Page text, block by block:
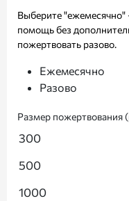
Выберите "ежемесячно"
помощь без
пожертвовать разово.
Ежемесячно
Разово
Размер пожертвования
300
500
1000